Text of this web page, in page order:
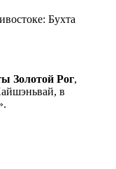
Золотой Рог,
в